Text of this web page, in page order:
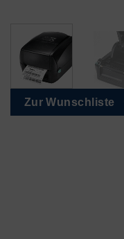
Zur Wunschliste